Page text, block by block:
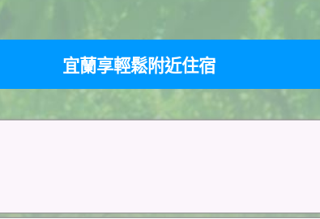
宜蘭享輕鬆附近住宿